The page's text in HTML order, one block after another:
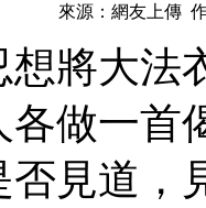
來源：網友上傳
大法
做一首
見道，